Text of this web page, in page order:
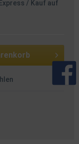
/ Kauf auf